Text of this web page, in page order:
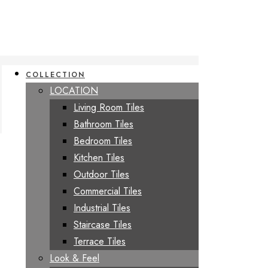
COLLECTION
LOCATION
Living Room Tiles
Bathroom Tiles
Bedroom Tiles
Kitchen Tiles
Outdoor Tiles
Commercial Tiles
Industrial Tiles
Staircase Tiles
Terrace Tiles
Look & Feel